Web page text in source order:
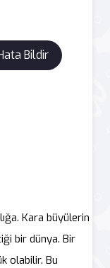
Bildir
Kara büyülerin
bir dünya. Bir
olabilir. Bu